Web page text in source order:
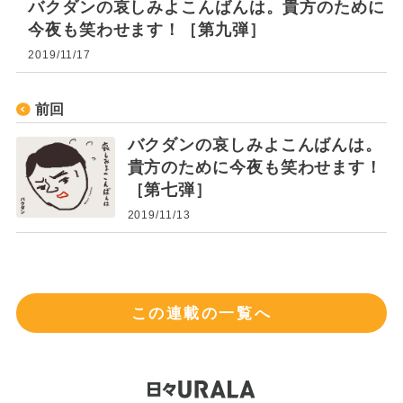
バクダンの哀しみよこんばんは。貴方のために
今夜も笑わせます！［第九弾］
2019/11/17
前回
バクダンの哀しみよこんばんは。
貴方のために今夜も笑わせます！
［第七弾］
2019/11/13
この連載の一覧へ